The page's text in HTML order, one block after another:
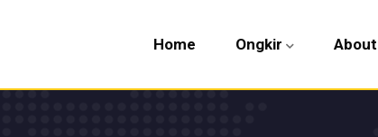
Home Ongkir About